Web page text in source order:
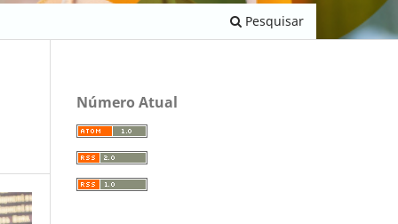
Pesquisar
Número Atual